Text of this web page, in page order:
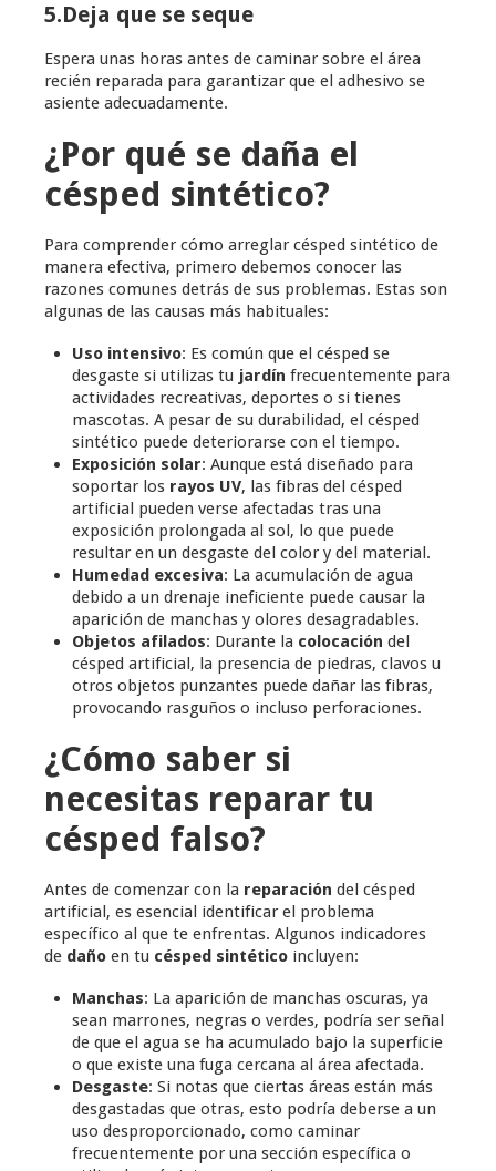
5.Deja que se seque
Espera unas horas antes de caminar sobre el área
recién reparada para garantizar que el adhesivo se
asiente adecuadamente.
¿Por qué se daña el
césped sintético?
Para comprender cómo arreglar césped sintético de
manera efectiva, primero debemos conocer las
razones comunes detrás de sus problemas. Estas son
algunas de las causas más habituales:
Uso intensivo: Es común que el césped se
desgaste si utilizas tu jardín frecuentemente para
actividades recreativas, deportes o si tienes
mascotas. A pesar de su durabilidad, el césped
sintético puede deteriorarse con el tiempo.
Exposición solar: Aunque está diseñado para
soportar los rayos UV, las fibras del césped
artificial pueden verse afectadas tras una
exposición prolongada al sol, lo que puede
resultar en un desgaste del color y del material.
Humedad excesiva: La acumulación de agua
debido a un drenaje ineficiente puede causar la
aparición de manchas y olores desagradables.
Objetos afilados: Durante la colocación del
césped artificial, la presencia de piedras, clavos u
otros objetos punzantes puede dañar las fibras,
provocando rasguños o incluso perforaciones.
¿Cómo saber si
necesitas reparar tu
césped falso?
Antes de comenzar con la reparación del césped
artificial, es esencial identificar el problema
específico al que te enfrentas. Algunos indicadores
de daño en tu césped sintético incluyen:
Manchas: La aparición de manchas oscuras, ya
sean marrones, negras o verdes, podría ser señal
de que el agua se ha acumulado bajo la superficie
o que existe una fuga cercana al área afectada.
Desgaste: Si notas que ciertas áreas están más
desgastadas que otras, esto podría deberse a un
uso desproporcionado, como caminar
frecuentemente por una sección específica o